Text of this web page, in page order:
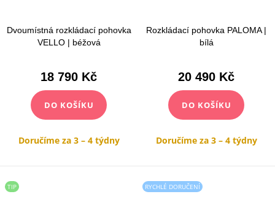
Dvoumístná rozkládací pohovka
VELLO | béžová
18 790 Kč
DO KOŠÍKU
Doručíme za 3 – 4 týdny
Rozkládací pohovka PALOMA |
bílá
20 490 Kč
DO KOŠÍKU
Doručíme za 3 – 4 týdny
TIP RYCHLÉ DORUČENÍ